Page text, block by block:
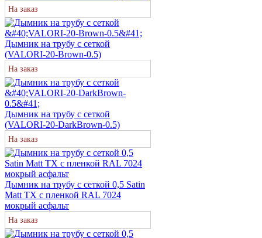
На заказ
Дымник на трубу с сеткой
(VALORI-20-Brown-0.5)
На заказ
Дымник на трубу с сеткой
(VALORI-20-DarkBrown-0.5)
На заказ
Дымник на трубу с сеткой 0,5 Satin
Matt TX с пленкой RAL 7024
мокрый асфальт
На заказ